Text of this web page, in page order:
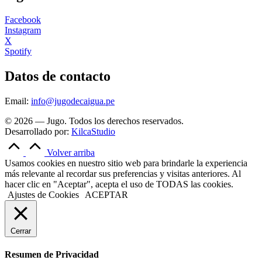
Facebook
Instagram
X
Spotify
Datos de contacto
Email: info@jugodecaigua.pe
© 2026 — Jugo. Todos los derechos reservados.
Desarrollado por: KilcaStudio
Volver arriba
Usamos cookies en nuestro sitio web para brindarle la experiencia
más relevante al recordar sus preferencias y visitas anteriores. Al
hacer clic en "Aceptar", acepta el uso de TODAS las cookies.
Ajustes de Cookies
ACEPTAR
Cerrar
Resumen de Privacidad